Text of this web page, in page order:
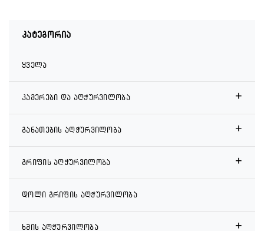
კატეგორია
ყველა
კამერები და აღჭურვილობა +
განათების აღჭურვილობა +
გრიფის აღჭურვილობა +
დოლი გრიფის აღჭურვილობა
ხმის აღჭურვილობა +